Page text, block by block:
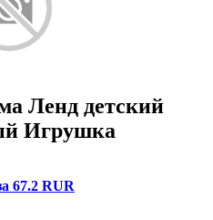
Ленд детский
Игрушка
67.2 RUR